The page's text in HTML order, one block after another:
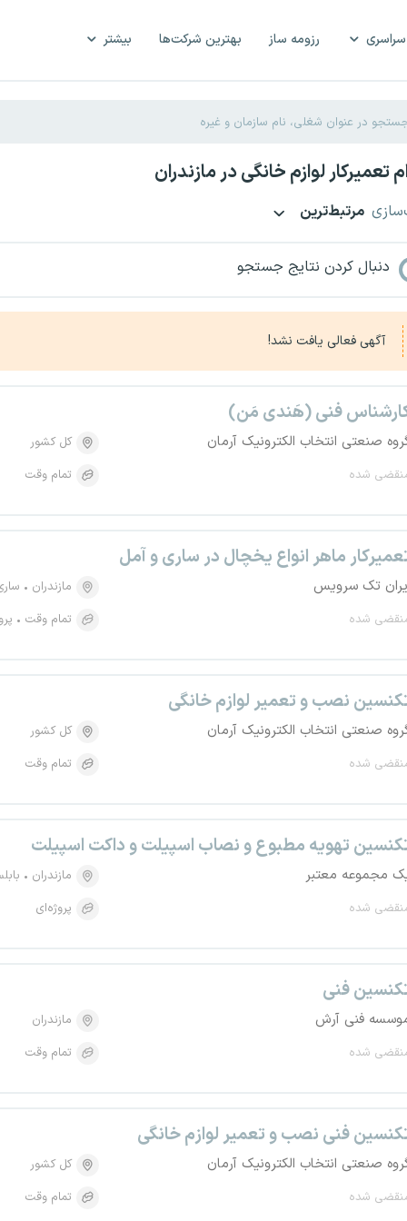
رزومه ساز بهترین شرکت‌ها بیشتر
تعمیرکار لوازم خانگی در مازندران
مرتبط‌ترین
دنبال کردن نتایج جستجو
آگهی فعالی یافت نشد!
فنی (هَندی مَن)
صنعتی انتخاب الکترونیک آرمان
شده
کل کشور
تمام وقت
ماهر انواع یخچال در ساری و آمل
تک سرویس
شده
مازندران
تمام وقت
نصب و تعمیر لوازم خانگی
صنعتی انتخاب الکترونیک آرمان
شده
کل کشور
تمام وقت
تهویه مطبوع و نصاب اسپیلت و داکت اسپیلت
مجموعه معتبر
شده
مازندران
پروژه‌ای
فنی
فنی آرش
شده
مازندران
تمام وقت
فنی نصب و تعمیر لوازم خانگی
صنعتی انتخاب الکترونیک آرمان
شده
کل کشور
تمام وقت